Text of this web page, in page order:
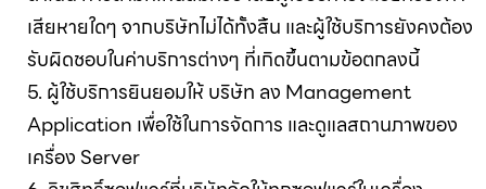
เสียหายใดๆ จากบริษัทไม่ได้ทั้งสิ้น และผู้ใช้บริการยังคงต้อง
รับผิดชอบในค่าบริการต่างๆ ที่เกิดขึ้นตามข้อตกลงนี้
5. ผู้ใช้บริการยินยอมให้ บริษัท ลง Management
Application เพื่อใช้ในการจัดการ และดูแลสถานภาพของ
เครื่อง Server